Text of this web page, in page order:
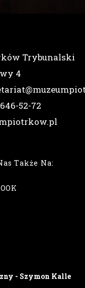
Trybunalski
4
52-72
Także Na:
- Szymon Kalle